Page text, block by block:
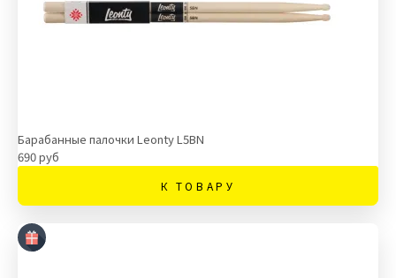
Барабанные палочки Leonty L5BN
690 руб
К ТОВАРУ